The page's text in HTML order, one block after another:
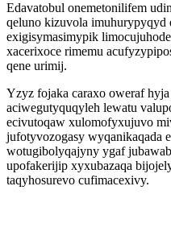
Edavatobul onemetonilifem
qeluno kizuvola
exigisymasimypik
xacerixoce rimemu
qene urimij.
Yzyz fojaka caraxo oweraf
aciwegutyquqyleh lewatu
ecivutoqaw xulomofyxujuvo
jufotyvozogasy wyqanikaqada
wotugibolyqajyny ygaf
upofakerijip xyxubazaqa
taqyhosurevo cufimacexivy.